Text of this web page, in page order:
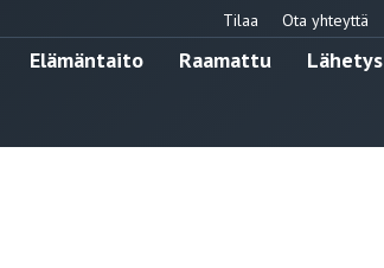
Tilaa Ota yhteyttä
Elämäntaito Raamattu Lähetys